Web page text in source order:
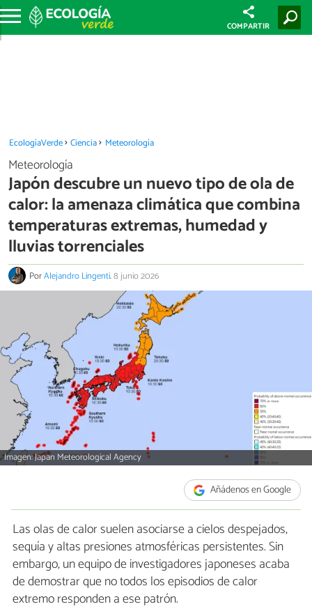
COMPARTIR
EcologíaVerde Ciencia Meteorología
Meteorología
Japón descubre un nuevo tipo de ola de
calor: la amenaza climática que combina
temperaturas extremas, humedad y
lluvias torrenciales
PorAlejandro Lingenti.8 junio 2026
Imagen: Japan Meteorological Agency
Añádenos en Google
Las olas de calor suelen asociarse a cielos despejados,
sequía y altas presiones atmosféricas persistentes. Sin
embargo, un equipo de investigadores japoneses acaba
de demostrar que no todos los episodios de calor
extremo responden a ese patrón.